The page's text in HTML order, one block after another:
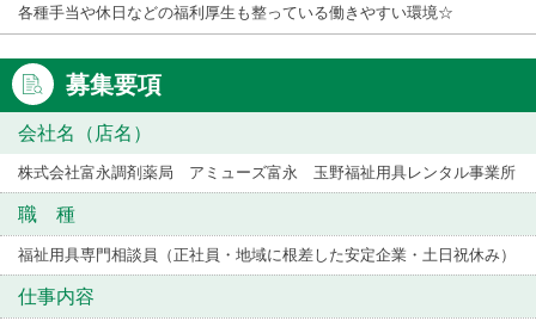
各種手当や休日などの福利厚生も整っている働きやすい環境☆
募集要項
会社名（店名）
株式会社富永調剤薬局 アミューズ富永 玉野福祉用具レンタル事業所
職 種
福祉用具専門相談員（正社員・地域に根差した安定企業・土日祝休み）
仕事内容